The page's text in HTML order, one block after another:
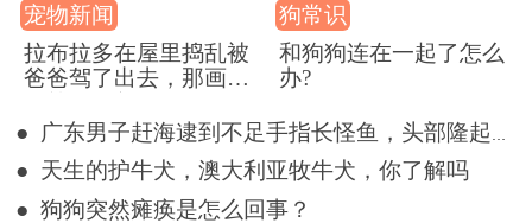
宠物新闻
拉布拉多在屋里捣乱被
爸爸驾了出去，那画面
狗常识
和狗狗连在一起了怎么
办?
● 天生的护牛犬，澳大利亚牧牛犬，你了解吗
● 狗狗突然瘫痪是怎么回事？